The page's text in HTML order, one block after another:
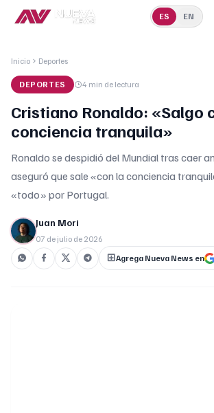
ES EN
Inicio Deportes
DEPORTES 4 min de lectura
Cristiano Ronaldo: «Salgo
conciencia tranquila»
Ronaldo se despidió del Mundial tras caer
aseguró que sale «con la conciencia
«todo» por Portugal.
Juan Mori
07 de julio de 2026
Agrega Nueva News en